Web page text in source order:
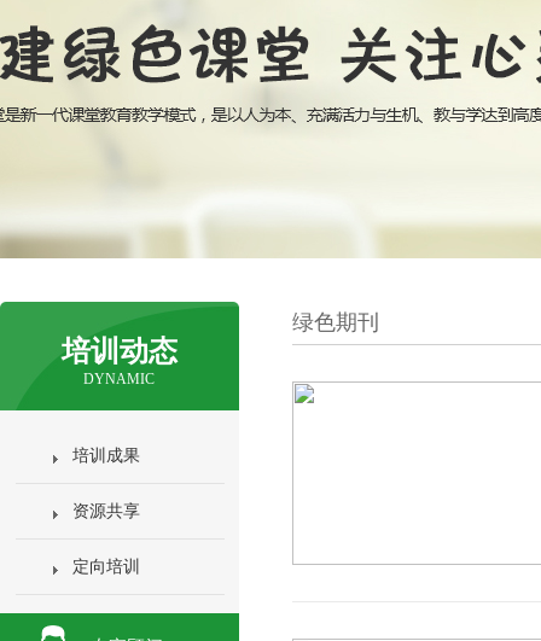
培训动态
DYNAMIC
培训成果
资源共享
定向培训
绿色期刊